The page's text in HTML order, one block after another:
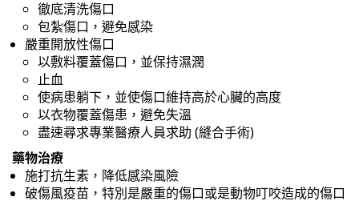
徹底清洗傷口
包紮傷口，避免感染
嚴重開放性傷口
以敷料覆蓋傷口，並保持濕潤
止血
使病患躺下，並使傷口維持高於心臟的高度
以衣物覆蓋傷患，避免失溫
盡速尋求專業醫療人員求助 (縫合手術)
藥物治療
施打抗生素，降低感染風險
破傷風疫苗，特別是嚴重的傷口或是動物叮咬造成的傷口